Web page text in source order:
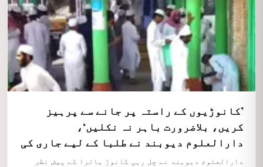
’کانوڑیوں کے راستہ پر جانے سے پرہیز
کریں، بلاضرورت باہر نہ نکلیں‘،
دارالعلوم دیوبند نے طلبا کے لیے جاری کی
ایڈوائزری
دارالعلوم دیوبند نے چل رہی کانوڑ یاترا کے پیش نظر